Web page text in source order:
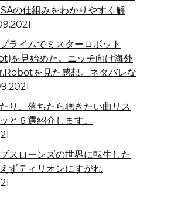
の仕組みをわかりやすく解
ライムでミスターロボット
を見始めた。ニッチ向け海外
を見た感想。ネタバレな
り、落ちたら聴きたい曲リス
と６選紹介します。
スローンズの世界に転生した
ずティリオンにすがれ